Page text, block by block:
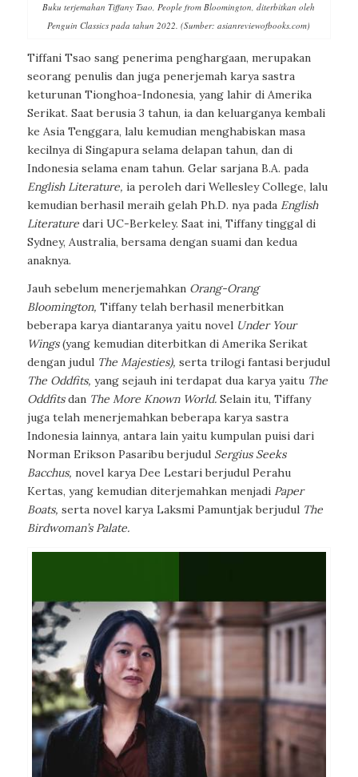
Buku terjemahan Tiffany Tsao, People from Bloomington, diterbitkan oleh
Penguin Classics pada tahun 2022. (Sumber: asianreviewofbooks.com)
Tiffani Tsao sang penerima penghargaan, merupakan
seorang penulis dan juga penerjemah karya sastra
keturunan Tionghoa-Indonesia, yang lahir di Amerika
Serikat. Saat berusia 3 tahun, ia dan keluarganya kembali
ke Asia Tenggara, lalu kemudian menghabiskan masa
kecilnya di Singapura selama delapan tahun, dan di
Indonesia selama enam tahun. Gelar sarjana B.A. pada
English Literature, ia peroleh dari Wellesley College, lalu
kemudian berhasil meraih gelah Ph.D. nya pada English
Literature dari UC-Berkeley. Saat ini, Tiffany tinggal di
Sydney, Australia, bersama dengan suami dan kedua
anaknya.
Jauh sebelum menerjemahkan Orang-Orang
Bloomington, Tiffany telah berhasil menerbitkan
beberapa karya diantaranya yaitu novel Under Your
Wings(yang kemudian diterbitkan di Amerika Serikat
dengan judul The Majesties), serta trilogi fantasi berjudul
The Oddfits, yang sejauh ini terdapat dua karya yaitu The
Oddfitsdan The More Known World. Selain itu, Tiffany
juga telah menerjemahkan beberapa karya sastra
Indonesia lainnya, antara lain yaitu kumpulan puisi dari
Norman Erikson Pasaribu berjudul Sergius Seeks
Bacchus, novel karya Dee Lestari berjudul Perahu
Kertas, yang kemudian diterjemahkan menjadi Paper
Boats, serta novel karya Laksmi Pamuntjak berjudul The
Birdwoman’s Palate.